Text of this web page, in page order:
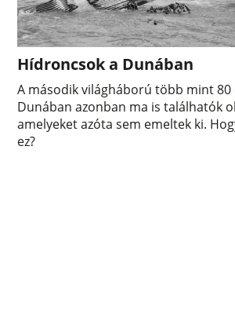
Hídroncsok a Dunában
A második világháború több mint 80
Dunában azonban ma is találhatók
amelyeket azóta sem emeltek ki.
ez?